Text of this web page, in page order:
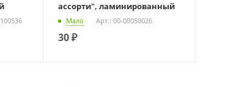
ассорти", ламинированный
Мало Арт.: 00-00050026
30₽